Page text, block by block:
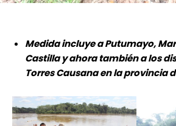
Medida incluye a Putumayo,
Castilla y ahora también a los
Torres Causana en la provincia